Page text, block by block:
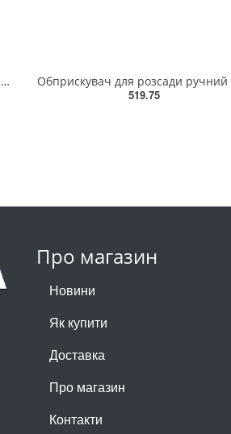
Опрыскиватель ручной GRUNTEK HS-12-3 - (Gruntek - 296002123)
519.75
Про магазин
Новини
Як купити
Доставка
Про магазин
Контакти